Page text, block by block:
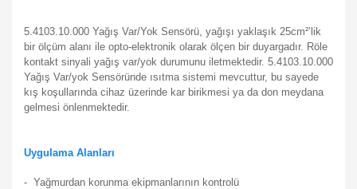
5.4103.10.000 Yağış Var/Yok Sensörü, yağışı yaklaşık 25cm²’lik
bir ölçüm alanı ile opto-elektronik olarak ölçen bir duyargadır. Röle
kontakt sinyali yağış var/yok durumunu iletmektedir. 5.4103.10.000
Yağış Var/yok Sensöründe ısıtma sistemi mevcuttur, bu sayede
kış koşullarında cihaz üzerinde kar birikmesi ya da don meydana
gelmesi önlenmektedir.
Uygulama Alanları
- Yağmurdan korunma ekipmanlarının kontrolü